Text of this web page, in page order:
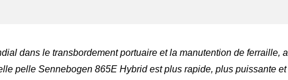
dans le transbordement portuaire et la manutention de ferraille, a
pelle Sennebogen 865E Hybrid est plus rapide, plus puissante et